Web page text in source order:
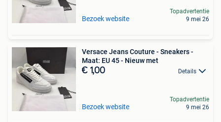
Bezoek website
Topadvertentie
9 mei 26
Versace Jeans Couture - Sneakers -
Maat: EU 45 - Nieuw met
€ 1,00 Details
Bezoek website
Topadvertentie
9 mei 26